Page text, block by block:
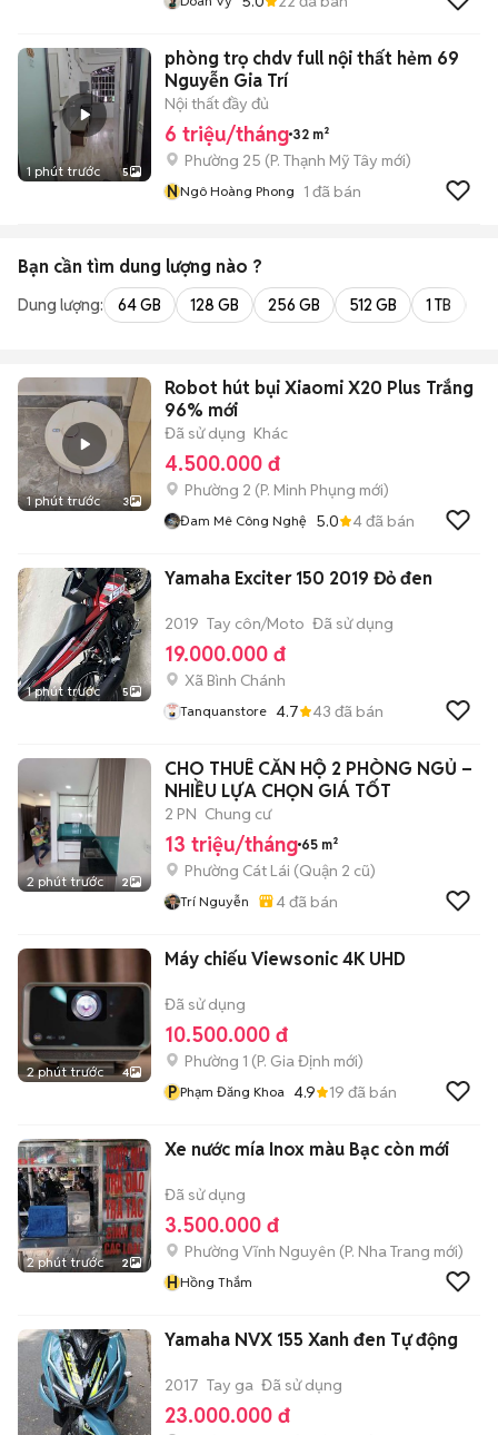
1 phút trước 5
phòng trọ chdv full nội thất hẻm 69
Nguyễn Gia Trí
Nội thất đầy đủ
6 triệu/tháng 32 m²
Phường 25 (P. Thạnh Mỹ Tây mới)
NNgô Hoàng Phong 1 đã bán
Bạn cần tìm dung lượng nào ?
Dung lượng: 64 GB 128 GB 256 GB 512 GB 1 TB
1 phút trước 3
Robot hút bụi Xiaomi X20 Plus Trắng
96% mới
Đã sử dụng Khác
4.500.000 đ
Phường 2 (P. Minh Phụng mới)
Đam Mê Công Nghệ 5.0 4đã bán
1 phút trước 5
Yamaha Exciter 150 2019 Đỏ đen
2019 Tay côn/Moto Đã sử dụng
19.000.000 đ
Xã Bình Chánh
Tanquanstore 4.7 43 đã bán
2 phút trước 2
CHO THUÊ CĂN HỘ 2 PHÒNG NGỦ –
NHIỀU LỰA CHỌN GIÁ TỐT
2 PN Chung cư
13 triệu/tháng 65 m²
Phường Cát Lái (Quận 2 cũ)
Trí Nguyễn 4đã bán
2 phút trước 4
Máy chiếu Viewsonic 4K UHD
Đã sử dụng
10.500.000 đ
Phường 1 (P. Gia Định mới)
P Phạm Đăng Khoa 4.9 19 đã bán
2 phút trước 2
Xe nước mía Inox màu Bạc còn mới
Đã sử dụng
3.500.000 đ
Phường Vĩnh Nguyên (P. Nha Trang mới)
HHồng Thắm
Yamaha NVX 155 Xanh đen Tự động
2017 Tay ga Đã sử dụng
23.000.000 đ